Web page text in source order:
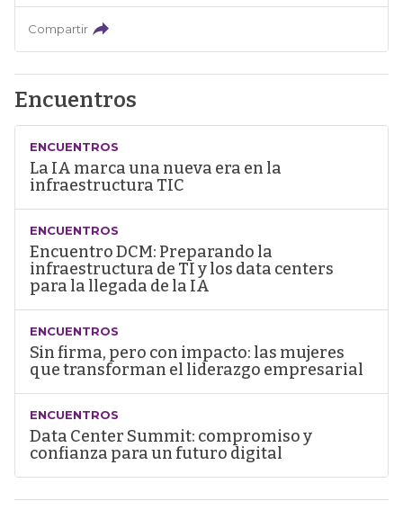
Compartir
Encuentros
ENCUENTROS
La IA marca una nueva era en la
infraestructura TIC
ENCUENTROS
Encuentro DCM: Preparando la
infraestructura de TI y los data centers
para la llegada de la IA
ENCUENTROS
Sin firma, pero con impacto: las mujeres
que transforman el liderazgo empresarial
ENCUENTROS
Data Center Summit: compromiso y
confianza para un futuro digital